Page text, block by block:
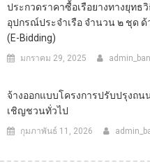
ประกวดราคาซื้อเรือยางทางยุทธ
อุปกรณ์ประจำเรือ จำนวน ๒ ชุด
(e-Bidding)
มกราคม 29, 2025
จ้างออกแบบโครงการปรับปรุงถน
เชิญชวนทั่วไป
กุมภาพันธ์ 11, 2026